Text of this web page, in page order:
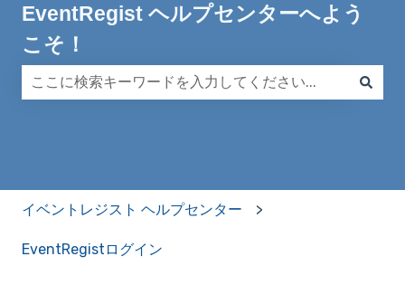
EventRegist ヘルプセンターへよう
こそ！
イベントレジスト ヘルプセンター
EventRegistログイン